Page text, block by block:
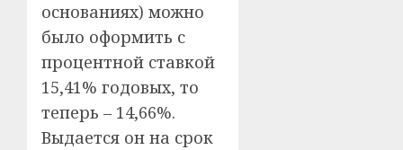
основаниях) можно
было оформить с
процентной ставкой
15,41% годовых, то
теперь – 14,66%.
Выдается он на срок